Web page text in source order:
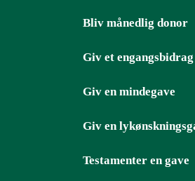
Bliv månedlig donor
Giv et engangsbidrag
Giv en mindegave
Giv en
Testamenter en gave